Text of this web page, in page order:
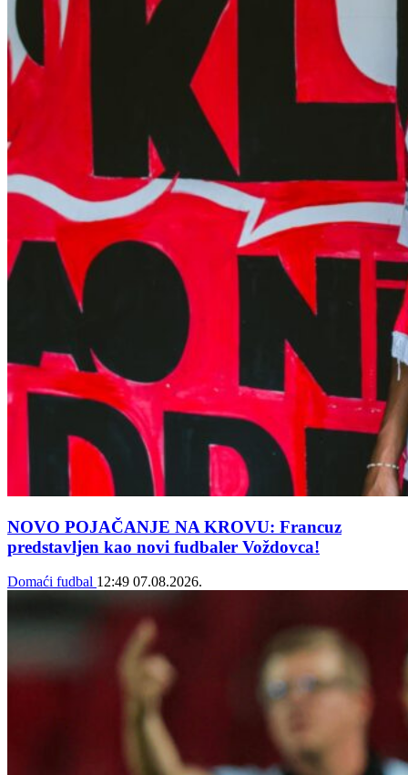
NOVO POJAČANJE NA KROVU: Francuz
predstavljen kao novi fudbaler Voždovca!
Domaći fudbal 12:49 07.08.2026.